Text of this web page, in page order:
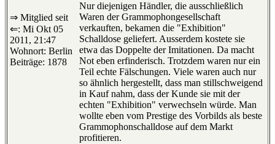
⇒ Mitglied seit
⇐: Mi Okt 05
2011, 21:47
Wohnort: Berlin
Beiträge: 1878
Nur diejenigen Händler, die ausschließlich
Waren der Grammophongesellschaft
verkauften, bekamen die "Exhibition"
Schalldose geliefert. Ausserdem kostete sie
etwa das Doppelte der Imitationen. Da macht
Not eben erfinderisch. Trotzdem waren nur ein
Teil echte Fälschungen. Viele waren auch nur
so ähnlich hergestellt, dass man stillschweigend
in Kauf nahm, dass der Kunde sie mit der
echten "Exhibition" verwechseln würde. Man
wollte eben vom Prestige des Vorbilds als beste
Grammophonschalldose auf dem Markt
profitieren.